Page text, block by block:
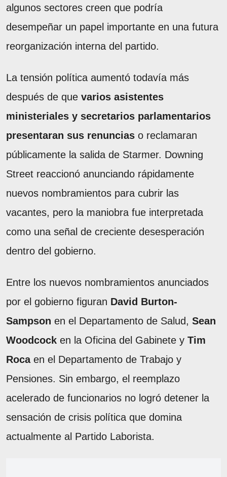
algunos sectores creen que podría
desempeñar un papel importante en una futura
reorganización interna del partido.
La tensión política aumentó todavía más
después de que varios asistentes
ministeriales y secretarios parlamentarios
presentaran sus renuncias o reclamaran
públicamente la salida de Starmer. Downing
Street reaccionó anunciando rápidamente
nuevos nombramientos para cubrir las
vacantes, pero la maniobra fue interpretada
como una señal de creciente desesperación
dentro del gobierno.
Entre los nuevos nombramientos anunciados
por el gobierno figuran David Burton-
Sampson en el Departamento de Salud, Sean
Woodcock en la Oficina del Gabinete y Tim
Rocaen el Departamento de Trabajo y
Pensiones. Sin embargo, el reemplazo
acelerado de funcionarios no logró detener la
sensación de crisis política que domina
actualmente al Partido Laborista.